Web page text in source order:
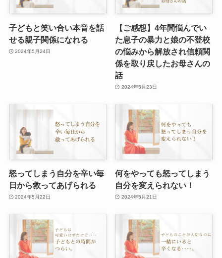
子どもと笑い合い本音を話
せる親子関係になれる
2024年5月24日
【ご感想】4年間悩んでい
た息子の暴力と娘の不登校
の悩みから解放され信頼関
係を取り戻したお母さんの
話
2024年5月23日
怒ってしまう自分を辛い毎
日から救ってあげられる
2024年5月22日
何をやっても怒ってしまう
自分を変えられない！
2024年5月21日